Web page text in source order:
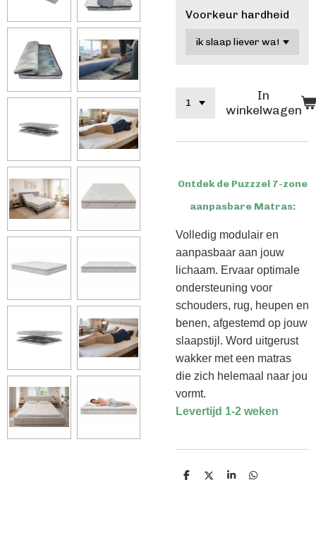
Voorkeur hardheid
In
winkelwagen
Ontdek de Puzzzel 7-zone
aanpasbare Matras:
Volledig modulair en
aanpasbaar aan jouw
lichaam. Ervaar optimale
ondersteuning voor
schouders, rug, heupen en
benen, afgestemd op jouw
slaapstijl. Word uitgerust
wakker met een matras
die zich helemaal naar jou
vormt.
Levertijd 1-2 weken
D
D
S
D